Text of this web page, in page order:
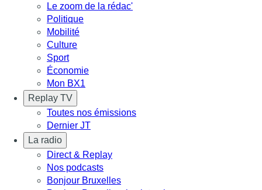
Le zoom de la rédac'
Politique
Mobilité
Culture
Sport
Économie
Mon BX1
Replay TV
Toutes nos émissions
Dernier JT
La radio
Direct & Replay
Nos podcasts
Bonjour Bruxelles